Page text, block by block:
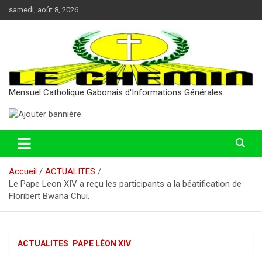
au
samedi, août 8, 2026
Mensuel Catholique Gabonais d'Informations Générales
Accueil
ACTUALITES
Le Pape Leon XIV a reçu les participants a la béatification de
Floribert Bwana Chui.
ACTUALITES PAPE LÉON XIV